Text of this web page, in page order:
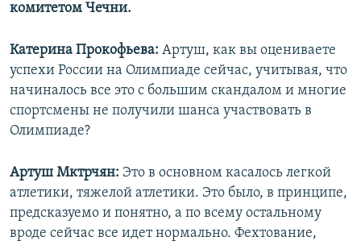
комитетом Чечни.
Катерина Прокофьева: Артуш, как вы оцениваете
успехи России на Олимпиаде сейчас, учитывая, что
начиналось все это с большим скандалом и многие
спортсмены не получили шанса участвовать в
Олимпиаде?
Артуш Мктрчян: Это в основном касалось легкой
атлетики, тяжелой атлетики. Это было, в принципе,
предсказуемо и понятно, а по всему остальному
вроде сейчас все идет нормально. Фехтование,